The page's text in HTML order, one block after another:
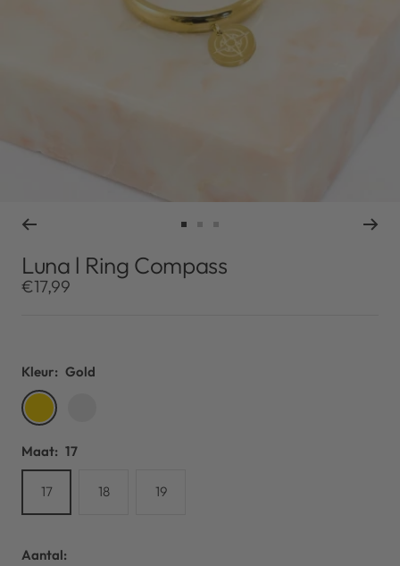
slideslideslide
Luna l Ring Compass
Kortingsprijs
€17,99
Kleur: Gold
Gold
Maat: 17
17 18 19
Aantal: